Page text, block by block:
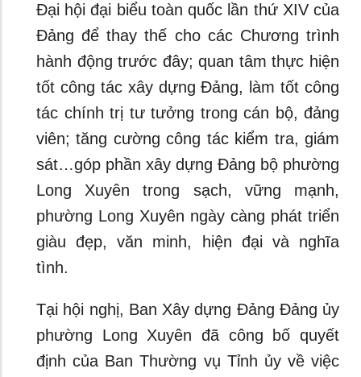
Đại hội đại biểu toàn quốc lần thứ XIV của
Đảng để thay thế cho các Chương trình
hành động trước đây; quan tâm thực hiện
tốt công tác xây dựng Đảng, làm tốt công
tác chính trị tư tưởng trong cán bộ, đảng
viên; tăng cường công tác kiểm tra, giám
sát…góp phần xây dựng Đảng bộ phường
Long Xuyên trong sạch, vững mạnh,
phường Long Xuyên ngày càng phát triển
giàu đẹp, văn minh, hiện đại và nghĩa
tình.
Tại hội nghị, Ban Xây dựng Đảng Đảng ủy
phường Long Xuyên đã công bố quyết
định của Ban Thường vụ Tỉnh ủy về việc